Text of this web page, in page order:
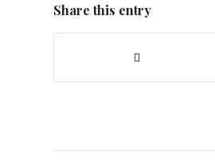
Share this entry